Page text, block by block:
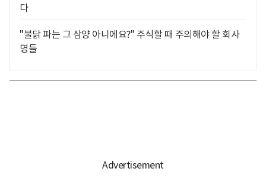
다
"불닭 파는 그 삼양 아니에요?" 주식할 때 주의해야 할 회사
명들